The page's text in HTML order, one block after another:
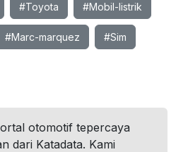
#Toyota #Mobil-listrik
#Marc-marquez #Sim
otomotif tepercaya
dari Katadata. Kami